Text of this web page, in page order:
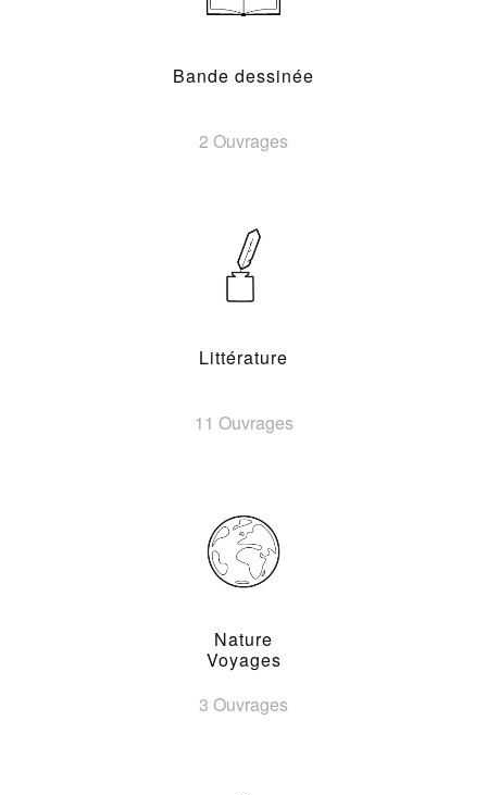
Bande dessinée
2 Ouvrages
Littérature
11 Ouvrages
Nature
Voyages
3 Ouvrages